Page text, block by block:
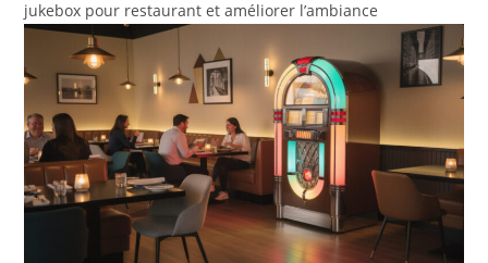
jukebox pour restaurant et améliorer l’ambiance